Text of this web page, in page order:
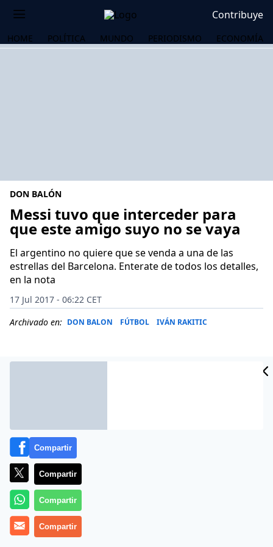
Contribuye
HOME POLÍTICA MUNDO PERIODISMO ECONOMÍA
DON BALÓN
Messi tuvo que interceder para
que este amigo suyo no se vaya
El argentino no quiere que se venda a una de las
estrellas del Barcelona. Enterate de todos los detalles,
en la nota
17 Jul 2017 - 06:22 CET
Archivado en: DON BALON FÚTBOL IVÁN RAKITIC
A Leo Messi le llegan noticias que no le dejan nada
tranquilo. La última: el Barça habría ofrecido a Ivan
Compartir
Compartir
Compartir
Compartir